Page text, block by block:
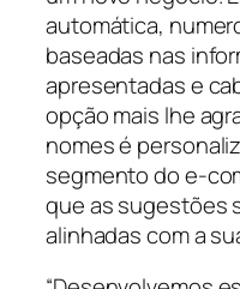
automática,
baseadas nas
apresentadas e
opção mais lhe
nomes é
segmento do e-
que as sugestões
alinhadas com a